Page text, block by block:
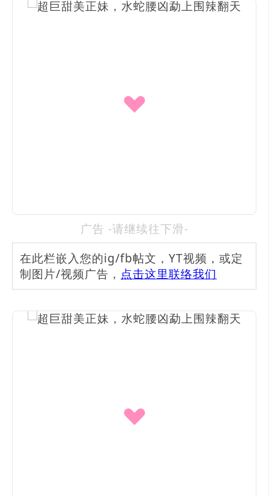
广告 -请继续往下滑-
在此栏嵌入您的ig/fb帖文，YT视频，或定
制图片/视频广告， 点击这里联络我们